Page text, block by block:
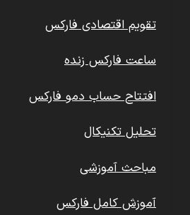
تقویم اقتصادی فارکس
ساعت فارکس زنده
افتتاح حساب دمو فارکس
تحلیل تکنیکال
مباحث آموزشی
آموزش کامل فارکس